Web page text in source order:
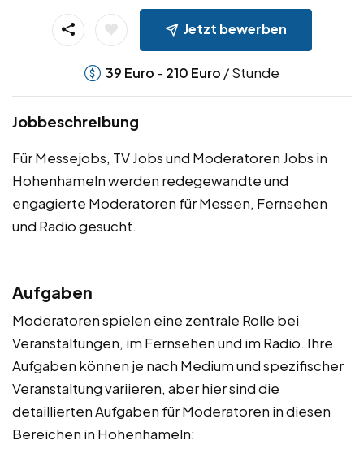
Jetzt bewerben
39 Euro - 210 Euro / Stunde
Jobbeschreibung
Für Messejobs, TV Jobs und Moderatoren Jobs in
Hohenhameln werden redegewandte und
engagierte Moderatoren für Messen, Fernsehen
und Radio gesucht.
Aufgaben
Moderatoren spielen eine zentrale Rolle bei
Veranstaltungen, im Fernsehen und im Radio. Ihre
Aufgaben können je nach Medium und spezifischer
Veranstaltung variieren, aber hier sind die
detaillierten Aufgaben für Moderatoren in diesen
Bereichen in Hohenhameln: